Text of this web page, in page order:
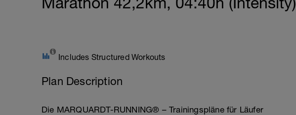
Includes Structured Workouts
Plan Description
Die MARQUARDT-RUNNING® – Trainingspläne für Läufer